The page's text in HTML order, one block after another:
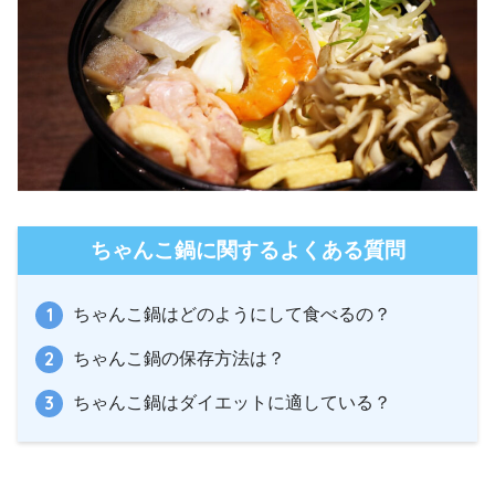
ちゃんこ鍋に関するよくある質問
ちゃんこ鍋はどのようにして食べるの？
ちゃんこ鍋の保存方法は？
ちゃんこ鍋はダイエットに適している？